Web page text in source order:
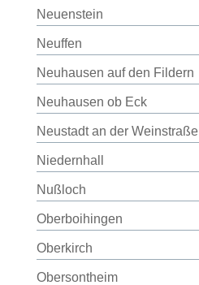
Neuenstein
Neuffen
Neuhausen auf den Fildern
Neuhausen ob Eck
Neustadt an der Weinstraße
Niedernhall
Nußloch
Oberboihingen
Oberkirch
Obersontheim